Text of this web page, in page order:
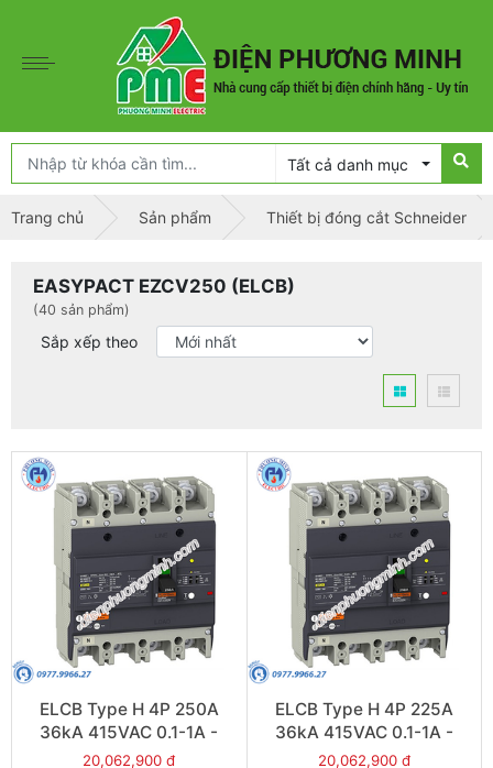
Tất cả danh mục
Trang chủ Sản phẩm Thiết bị đóng cắt Schneider
EASYPACT EZCV250 (ELCB)
(40 sản phẩm)
Sắp xếp theo
ELCB Type H 4P 250A
36kA 415VAC 0.1-1A -
Model EZCV250H4250
20,062,900 đ
ELCB Type H 4P 225A
36kA 415VAC 0.1-1A -
Model EZCV250H4225
20,062,900 đ